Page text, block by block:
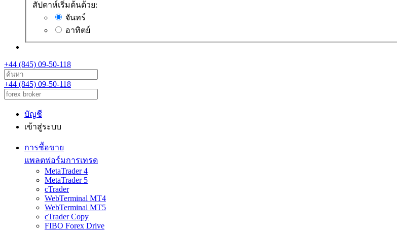
สัปดาห์เริ่มต้นด้วย:
จันทร์
อาทิตย์
+44 (845) 09-50-118
+44 (845) 09-50-118
บัญชี
เข้าสู่ระบบ
การซื้อขาย
แพลตฟอร์มการเทรด
MetaTrader 4
MetaTrader 5
cTrader
WebTerminal MT4
WebTerminal MT5
cTrader Copy
FIBO Forex Drive